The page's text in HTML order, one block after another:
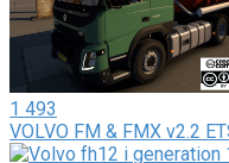
1 493
VOLVO FM & FMX v2.2